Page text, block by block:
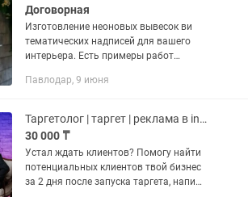
Договорная
Изготовление неоновых вывесок ви
тематических надписей для вашего
интерьера. Есть примеры работ
может быть реклама вашего бизнеса,
Павлодар, 9 июня
Таргетолог | таргет | реклама в instagram и facebook
30 000 ₸
Устал ждать клиентов? Помогу найти
потенциальных клиентов твой бизнес
за 2 дня после запуска таргета, напишу